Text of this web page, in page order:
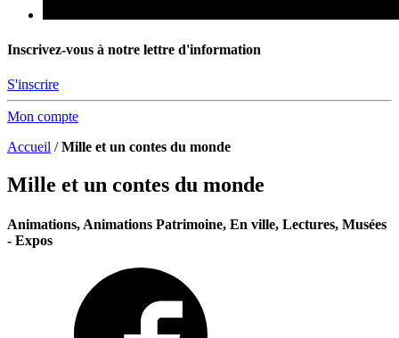
Inscrivez-vous à notre lettre d'information
S'inscrire
Mon compte
Accueil /Mille et un contes du monde
Mille et un contes du monde
Animations, Animations Patrimoine, En ville, Lectures, Musées
- Expos